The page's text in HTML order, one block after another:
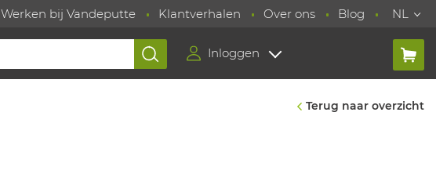
Werken bij Vandeputte Klantverhalen Over ons Blog NL
Inloggen
Terug naar overzicht